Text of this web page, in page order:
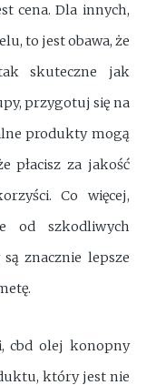
cena. Dla innych,
to jest obawa, że
skuteczne jak
przygotuj się na
produkty mogą
płacisz za jakość
Co więcej,
od szkodliwych
znacznie lepsze
cbd olej konopny
który jest nie